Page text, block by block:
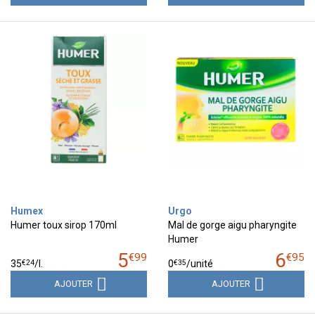
Humex
Humer toux sirop 170ml
5€99
35€24/
AJOUTER
Urgo
Mal de gorge aigu pharyngite
Humer
6€95
0€35/unité
AJOUTER